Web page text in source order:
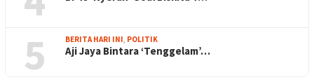
5 BERITA HARI INI, POLITIK
Aji Jaya Bintara ‘Tenggelam’…